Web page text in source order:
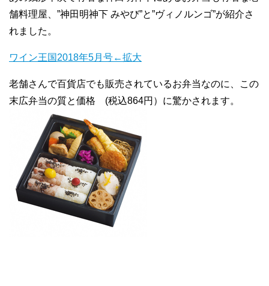
舗料理屋、”神田明神下 みやび”と”ヴィノルンゴ”が紹介さ
れました。
ワイン王国2018年5月号←拡大
老舗さんで百貨店でも販売されているお弁当なのに、この
末広弁当の質と価格 (税込864円）に驚かされます。